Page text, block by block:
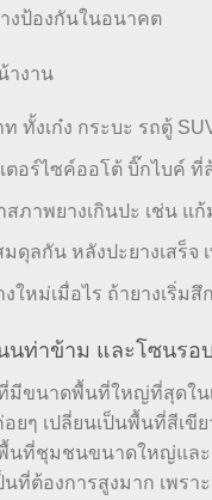
งป้องกันในอนาคต
างาน
ทั้งเก๋ง กระบะ รถตู้
ตอร์ไซค์ออโต้ บิ๊กไบค์ ที่
ภาพยางเกินปะ เช่น แก้
ดุลกัน หลังปะยางเสร็จ
ใหม่เมื่อไร ถ้ายางเริ่ม
ท่าข้าม และโซนรอ
มีขนาดพื้นที่ใหญ่ที่สุดใน
ๆ เปลี่ยนเป็นพื้นที่สีเขี
นที่ชุมชนขนาดใหญ่และ
ที่ต้องการสูงมาก เพร